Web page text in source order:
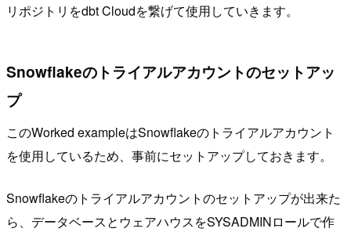
リポジトリをdbt Cloudを繋げて使用していきます。
Snowflakeのトライアルアカウントのセットアッ
プ
このWorked exampleはSnowflakeのトライアルアカウント
を使用しているため、事前にセットアップしておきます。
Snowflakeのトライアルアカウントのセットアップが出来た
ら、データベースとウェアハウスをSYSADMINロールで作